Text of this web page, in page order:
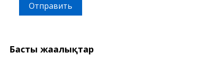
Отправить
Басты жаңалықтар